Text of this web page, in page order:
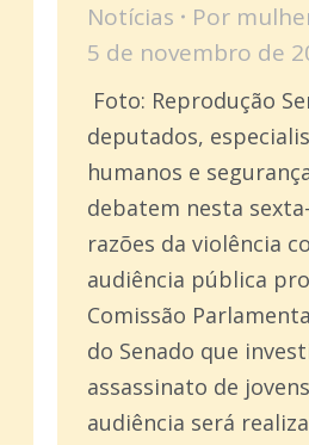
Notícias Por
5 de novembro de
Foto: Reprodução
deputados,
humanos e
debatem nesta
razões da violência
audiência pública
Comissão
do Senado que
assassinato de
audiência será